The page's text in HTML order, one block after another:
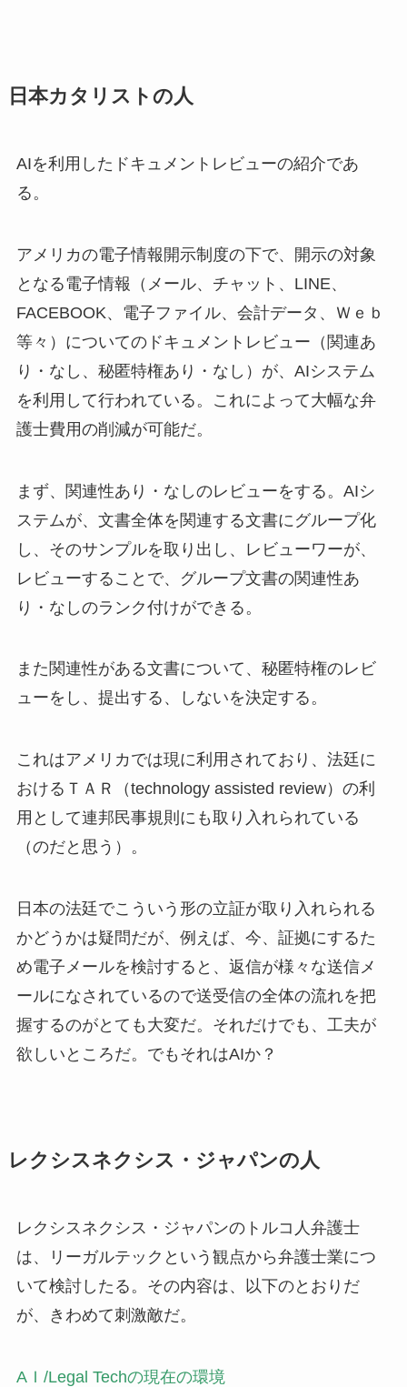
日本カタリストの人
AIを利用したドキュメントレビューの紹介であ
る。
アメリカの電子情報開示制度の下で、開示の対象
となる電子情報（メール、チャット、LINE、
FACEBOOK、電子ファイル、会計データ、Ｗｅｂ
等々）についてのドキュメントレビュー（関連あ
り・なし、秘匿特権あり・なし）が、AIシステム
を利用して行われている。これによって大幅な弁
護士費用の削減が可能だ。
まず、関連性あり・なしのレビューをする。AIシ
ステムが、文書全体を関連する文書にグループ化
し、そのサンプルを取り出し、レビューワーが、
レビューすることで、グループ文書の関連性あ
り・なしのランク付けができる。
また関連性がある文書について、秘匿特権のレビ
ューをし、提出する、しないを決定する。
これはアメリカでは現に利用されており、法廷に
おけるＴＡＲ（technology assisted review）の利
用として連邦民事規則にも取り入れられている
（のだと思う）。
日本の法廷でこういう形の立証が取り入れられる
かどうかは疑問だが、例えば、今、証拠にするた
め電子メールを検討すると、返信が様々な送信メ
ールになされているので送受信の全体の流れを把
握するのがとても大変だ。それだけでも、工夫が
欲しいところだ。でもそれはAIか？
レクシスネクシス・ジャパンの人
レクシスネクシス・ジャパンのトルコ人弁護士
は、リーガルテックという観点から弁護士業につ
いて検討したる。その内容は、以下のとおりだ
が、きわめて刺激敵だ。
AＩ/Legal Techの現在の環境